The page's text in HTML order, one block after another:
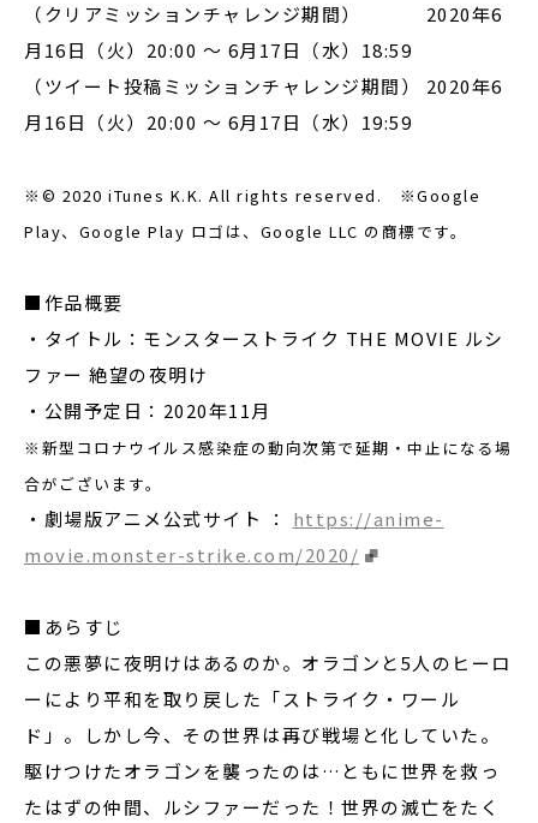
（クリアミッションチャレンジ期間） 2020年6
月16日（火）20:00 〜 6月17日（水）18:59
（ツイート投稿ミッションチャレンジ期間） 2020年6
月16日（火）20:00 〜 6月17日（水）19:59
※© 2020 iTunes K.K. All rights reserved. ※Google
Play、Google Play ロゴは、Google LLC の商標です。
■作品概要
・タイトル：モンスターストライク THE MOVIE ルシ
ファー 絶望の夜明け
・公開予定日：2020年11月
※新型コロナウイルス感染症の動向次第で延期・中止になる場
合がございます。
・劇場版アニメ公式サイト ： https://anime-
movie.monster-strike.com/2020/
■あらすじ
この悪夢に夜明けはあるのか。オラゴンと5人のヒーロ
ーにより平和を取り戻した「ストライク・ワール
ド」。しかし今、その世界は再び戦場と化していた。
駆けつけたオラゴンを襲ったのは…ともに世界を救っ
たはずの仲間、ルシファーだった！世界の滅亡をたく